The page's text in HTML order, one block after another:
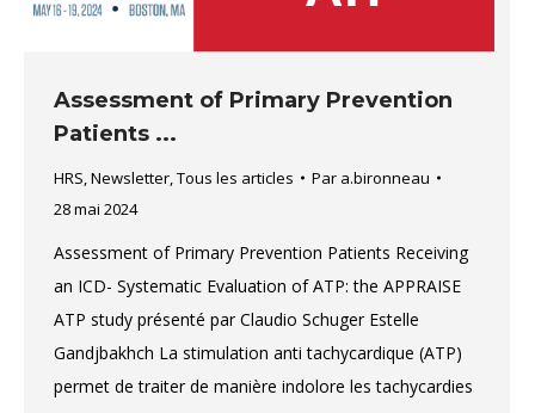
Assessment of Primary Prevention
Patients ...
HRS Newsletter Tous les articles Par a.bironneau
28 mai 2024
Assessment of Primary Prevention Patients Receiving
an ICD- Systematic Evaluation of ATP: the APPRAISE
ATP study présenté par Claudio Schuger Estelle
Gandjbakhch La stimulation anti tachycardique (ATP)
permet de traiter de manière indolore les tachycardies